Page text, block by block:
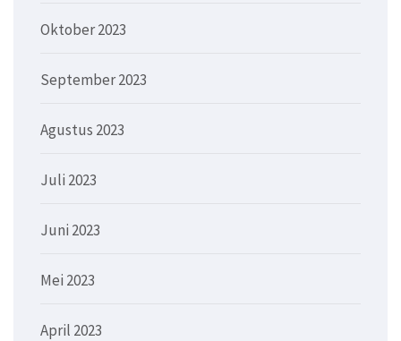
Oktober 2023
September 2023
Agustus 2023
Juli 2023
Juni 2023
Mei 2023
April 2023